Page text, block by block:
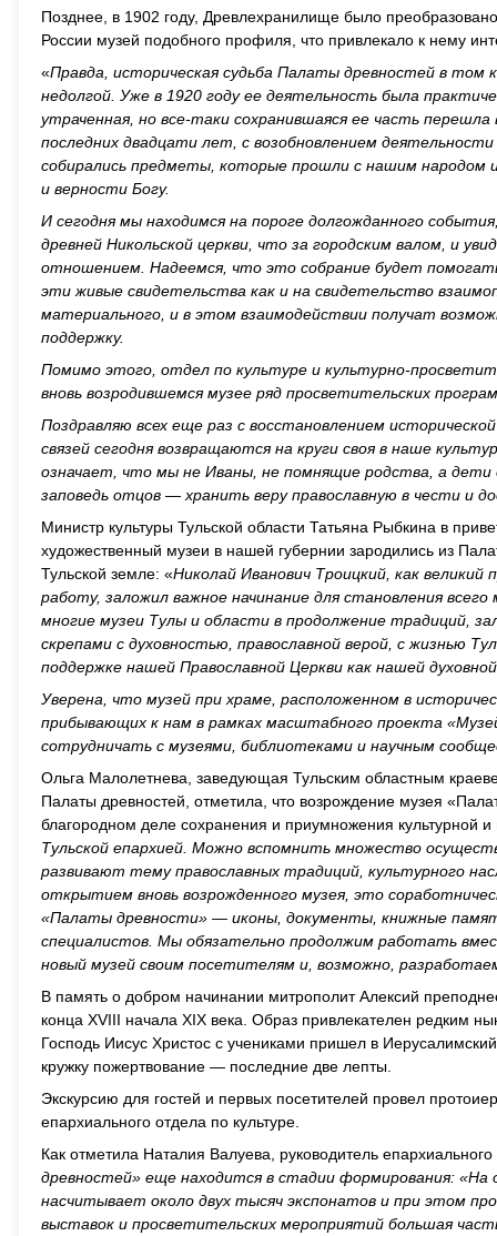
Позднее, в 1902 году, Древлехранилище было
России музей подобного профиля, что привлекало к нему
«Правда, историческая судьба Палаты древностей в том
недолгой. Уже в 1920 году ее деятельность была
утраченная, но все-таки сохранившаяся ее часть
последних двадцати лет, с возобновлением
собирались предметы, которые прошли с нашим народом
и верности Богу.
И сегодня мы находимся на пороге долгожданного
древней Никольской церкви, что за городским валом, и
отношением. Надеемся, что это собрание будет
эти живые свидетельства как и на свидетельство
материального, и в этом взаимодействии получат
поддержку.
Помимо этого, отдел по культуре и культурно-
вновь возродившемся музее ряд просветительских
Поздравляю всех еще раз с восстановлением
связей сегодня возвращаются на круги своя в наше
означает, что мы не Иваны, не помнящие родства, а дети
заповедь отцов — хранить веру православную в чести и
Министр культуры Тульской области Татьяна Рыбкина в
художественный музеи в нашей губернии зародились из
Тульской земле: «Николай Иванович Троицкий, как
работу, заложил важное начинание для становления всего
многие музеи Тулы и области в продолжение традиций,
скрепами с духовностью, православной верой, с жизнью
поддержке нашей Православной Церкви как нашей
Уверена, что музей при храме, расположенном в
прибывающих к нам в рамках масштабного проекта
сотрудничать с музеями, библиотеками и научным
Ольга Малолетнева, заведующая Тульским областным
Палаты древностей, отметила, что возрождение музея
благородном деле сохранения и приумножения культурной и
Тульской епархией. Можно вспомнить множество
развивают тему православных традиций, культурного
открытием вновь возрожденного музея, это
«Палаты древности» — иконы, документы, книжные
специалистов. Мы обязательно продолжим работать
новый музей своим посетителям и, возможно,
В память о добром начинании митрополит Алексий
конца XVIII начала XIX века. Образ привлекателен редким
Господь Иисус Христос с учениками пришел в
кружку пожертвование — последние две лепты.
Экскурсию для гостей и первых посетителей провел
епархиального отдела по культуре.
Как отметила Наталия Валуева, руководитель
древностей» еще находится в стадии формирования: «На
насчитывает около двух тысяч экспонатов и при этом
выставок и просветительских мероприятий большая